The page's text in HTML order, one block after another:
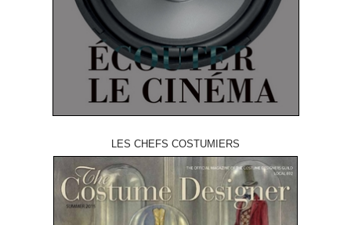
LES CHEFS COSTUMIERS